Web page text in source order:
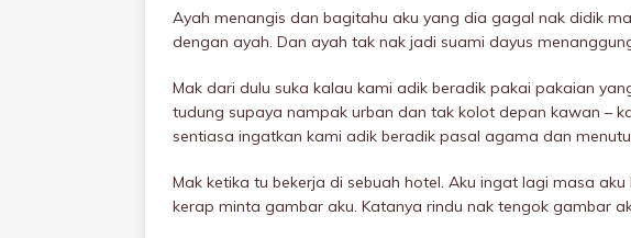
Ayah menangis dan bagitahu aku yang dia gagaI nak didik
dengan ayah. Dan ayah tak nak jadi suami dayus
Mak dari dulu suka kalau kami adik beradik pakai pakaian
tudung supaya nampak urban dan tak koIot depan kawan –
sentiasa ingatkan kami adik beradik pasal agama dan
Mak ketika tu bekerja di sebuah hotel. Aku ingat lagi masa
kerap minta gambar aku. Katanya rindu nak tengok gambar